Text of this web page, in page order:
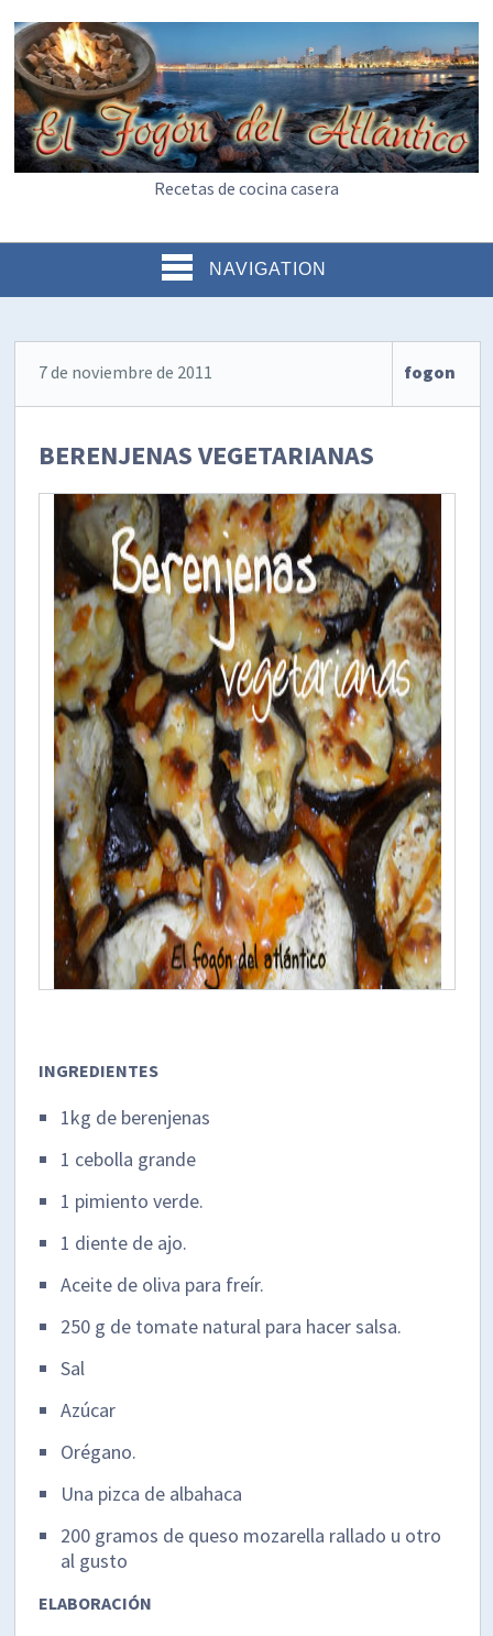
Recetas de cocina casera
NAVIGATION
7 de noviembre de 2011 fogon
BERENJENAS VEGETARIANAS
INGREDIENTES
1kg de berenjenas
1 cebolla grande
1 pimiento verde.
1 diente de ajo.
Aceite de oliva para freír.
250 g de tomate natural para hacer salsa.
Sal
Azúcar
Orégano.
Una pizca de albahaca
200 gramos de queso mozarella rallado u otro
al gusto
ELABORACIÓN